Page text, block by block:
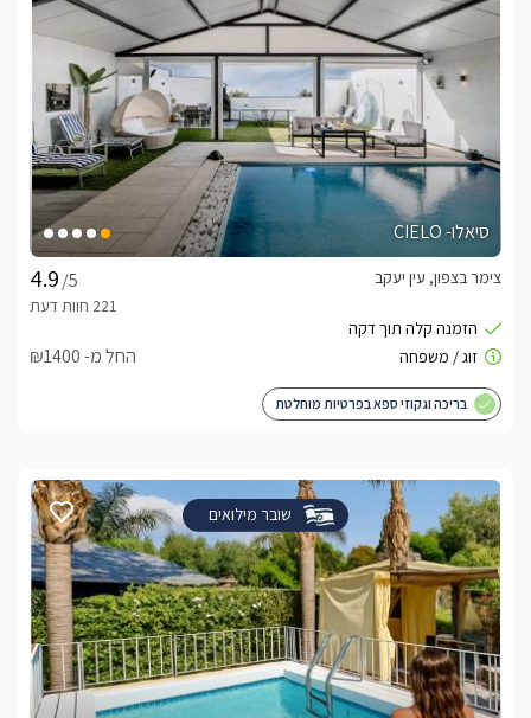
סיאלו- CIELO
/5
צימר בצפון, עין יעקב
החל מ- ₪1400
בריכה וגקוזי ספא בפרטיות מוחלטת
שובר מילואים